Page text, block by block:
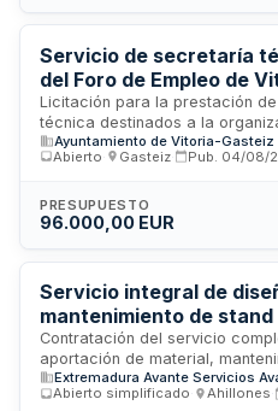
estrategia comunicativa,
especializados y gestión de
del foro dedicado a la
de Ribeira.
Servicio de secretaría
del Foro de Empleo de
Licitación para la prestación
técnica destinados a la
Vitoria-Gasteiz, denominado
comprende la gestión de
evento y atención a asistentes.
encuentro entre profesionales
La administración contratante
Gasteiz, con cofinanciación de
Foral de Álava y el propio
Ayuntamiento de Vitoria-Gasteiz
Abierto
Gasteiz Pub. 04/08/
PRESUPUESTO
96.000,00 EUR
Servicio integral de
mantenimiento de
promoción de
Sial París 2026
Contratación del servicio
aportación de material,
stand accesible destinado a la
extremeños en la feria Sial
Extremadura Avante Servicios
Abierto simplificado
Ahillones